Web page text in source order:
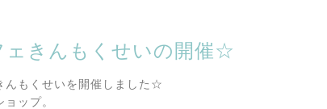
ェきんもくせいの開催☆
んもくせいを開催しました☆
ップ。